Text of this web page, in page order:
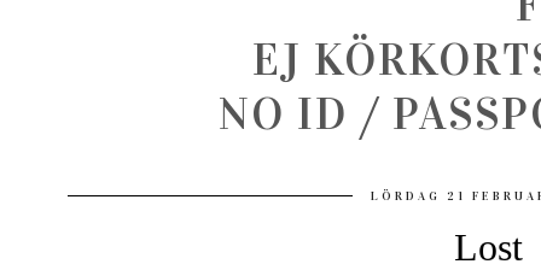
EJ
NO ID /
LÖRDAG 21
Lost